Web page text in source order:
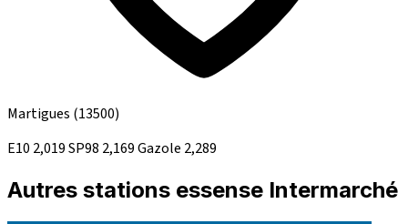
Martigues (13500)
E10 2,019SP98 2,169Gazole 2,289
Autres stations essense Intermarché